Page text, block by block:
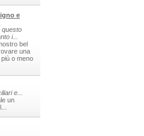
e
questo
i...
bel
una
o meno
e...
un